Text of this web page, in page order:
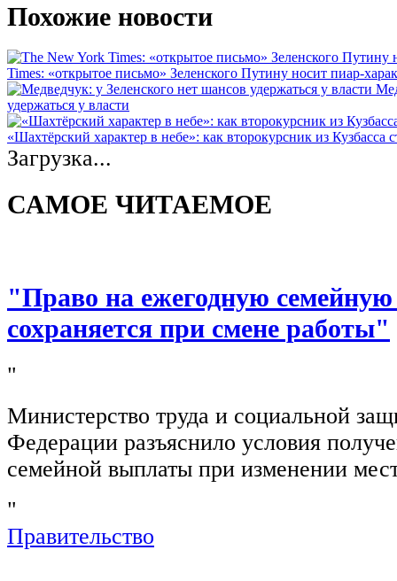
Похожие новости
Times: «открытое письмо» Зеленского Путину носит пиар-
удержаться у власти
«Шахтёрский характер в небе»: как второкурсник из Кузбасса
Загрузка...
САМОЕ ЧИТАЕМОЕ
"Право на ежегодную
сохраняется при смене работы"
"
Министерство труда и социальной
Федерации разъяснило условия
семейной выплаты при изменении
"
Правительство